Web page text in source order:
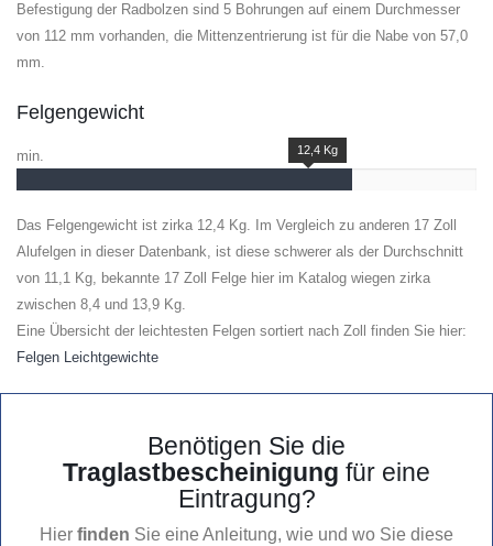
Befestigung der Radbolzen sind 5 Bohrungen auf einem Durchmesser
von 112 mm vorhanden, die Mittenzentrierung ist für die Nabe von 57,0
mm.
Felgengewicht
min. 12,4 Kg
Das Felgengewicht ist zirka 12,4 Kg. Im Vergleich zu anderen 17 Zoll
Alufelgen in dieser Datenbank, ist diese schwerer als der Durchschnitt
von 11,1 Kg, bekannte 17 Zoll Felge hier im Katalog wiegen zirka
zwischen 8,4 und 13,9 Kg.
Eine Übersicht der leichtesten Felgen sortiert nach Zoll finden Sie hier:
Felgen Leichtgewichte
Benötigen Sie die
Traglastbescheinigung für eine
Eintragung?
Hier finden Sie eine Anleitung, wie und wo Sie diese